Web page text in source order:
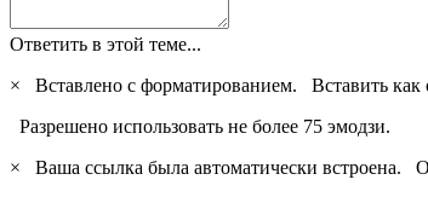
Ответить в этой теме...
×
Вставлено с форматированием. Вставить
Разрешено использовать не более 75 эмодзи.
×
Ваша ссылка была автоматически встроена.